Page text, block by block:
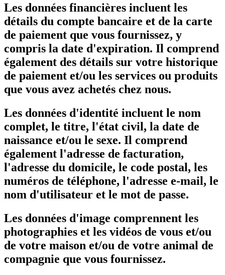
Les données financières incluent les
détails du compte bancaire et de la carte
de paiement que vous fournissez, y
compris la date d'expiration. Il comprend
également des détails sur votre historique
de paiement et/ou les services ou produits
que vous avez achetés chez nous.
Les données d'identité incluent le nom
complet, le titre, l'état civil, la date de
naissance et/ou le sexe. Il comprend
également l'adresse de facturation,
l'adresse du domicile, le code postal, les
numéros de téléphone, l'adresse e-mail, le
nom d'utilisateur et le mot de passe.
Les données d'image comprennent les
photographies et les vidéos de vous et/ou
de votre maison et/ou de votre animal de
compagnie que vous fournissez.